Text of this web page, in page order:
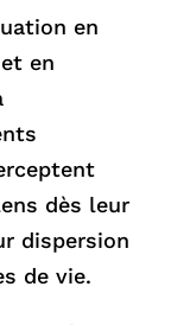
en
en
dès leur
dispersion
de vie.